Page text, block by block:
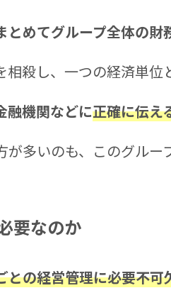
とめてグループ全体の
殺し、一つの経済単位
融機関などに正確に伝え
が多いのも、このグル
要なのか
との経営管理に必要不可